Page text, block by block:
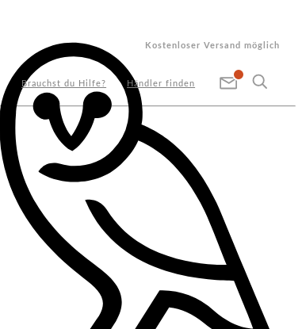
Kostenloser Versand möglich
Brauchst du Hilfe? Händler finden